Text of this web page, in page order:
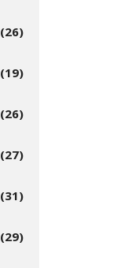
(26)
(19)
(26)
(27)
(31)
(29)